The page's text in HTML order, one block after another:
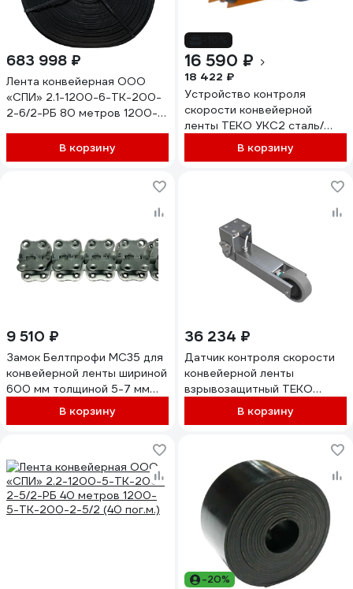
683 998 ₽
Лента конвейерная ООО
«СПИ» 2.1-1200-6-ТК-200-
2-6/2-РБ 80 метров 1200-
В корзину
16 590 ₽
18 422 ₽
Устройство контроля
скорости конвейерной
ленты ТЕКО УКС2 сталь/
пластмасса 318х146х108 –
45...+65 °C 00-00043437
В корзину
9 510 ₽
Замок Белтпрофи МС35 для
конвейерной ленты шириной
600 мм толщиной 5-7 мм
00-00007738В корзину
36 234 ₽
Датчик контроля скорости
конвейерной ленты
взрывозащитный ТЕКО
ДКСв-11711-05 ЛС59-1
318х14х108 7.7…9.0 В Namur
В корзину
-20%